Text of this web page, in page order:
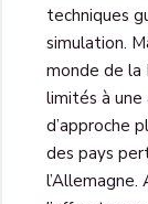
techniques
simulation.
monde de la
limités à une
d’approche
des pays
l’Allemagne.